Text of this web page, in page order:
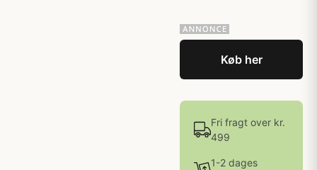
Køb her
Fri fragt over kr.
499
1-2 dages